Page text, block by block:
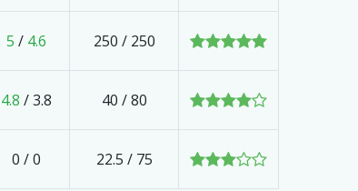
5 / 4.6 250 / 250
4.8 /3.8 40 / 80
0 /0 22.5 / 75